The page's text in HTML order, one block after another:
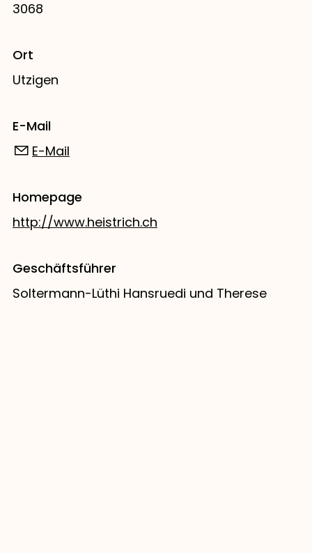
3068
Ort
Utzigen
E-Mail
E-Mail
Homepage
http://www.heistrich.ch
Geschäftsführer
Soltermann-Lüthi Hansruedi und Therese